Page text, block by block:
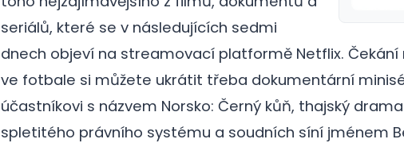
galerie: cviky
seriálů, které se v následujících sedmi
dnech objeví na streamovací platformě Netflix.
ve fotbale si můžete ukrátit třeba dokumentární
účastníkovi s názvem Norsko: Černý kůň, thajský
spletitého právního systému a soudních síní jménem